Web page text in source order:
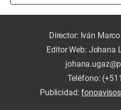
Director: Iván
Editor Web: Johana
Teléfono:
Publicidad: